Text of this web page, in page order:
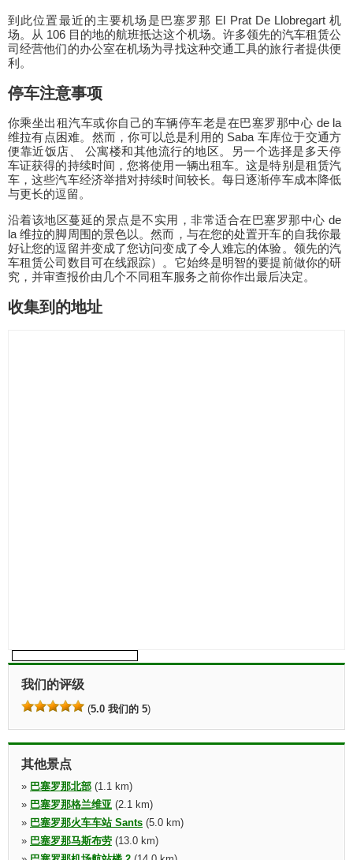
到此位置最近的主要机场是巴塞罗那 El Prat De Llobregart 机
场。从 106 目的地的航班抵达这个机场。许多领先的汽车租赁公
司经营他们的办公室在机场为寻找这种交通工具的旅行者提供便
利。
停车注意事项
你乘坐出租汽车或你自己的车辆停车老是在巴塞罗那中心 de la
维拉有点困难。然而，你可以总是利用的 Saba 车库位于交通方
便靠近饭店、 公寓楼和其他流行的地区。另一个选择是多天停
车证获得的持续时间，您将使用一辆出租车。这是特别是租赁汽
车，这些汽车经济举措对持续时间较长。每日逐渐停车成本降低
与更长的逗留。
沿着该地区蔓延的景点是不实用，非常适合在巴塞罗那中心 de
la 维拉的脚周围的景色以。然而，与在您的处置开车的自我你最
好让您的逗留并变成了您访问变成了令人难忘的体验。领先的汽
车租赁公司数目可在线跟踪）。它始终是明智的要提前做你的研
究，并审查报价由几个不同租车服务之前你作出最后决定。
收集到的地址
我们的评级
(5.0 我们的 5)
其他景点
» 巴塞罗那北部 (1.1 km)
» 巴塞罗那格兰维亚 (2.1 km)
» 巴塞罗那火车车站 Sants (5.0 km)
» 巴塞罗那马斯布劳 (13.0 km)